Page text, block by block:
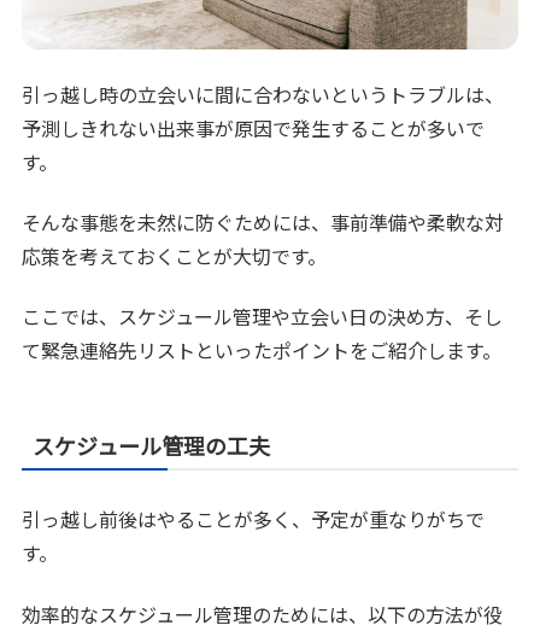
引っ越し時の立会いに間に合わないというトラブルは、
予測しきれない出来事が原因で発生することが多いで
す。
そんな事態を未然に防ぐためには、事前準備や柔軟な対
応策を考えておくことが大切です。
ここでは、スケジュール管理や立会い日の決め方、そし
て緊急連絡先リストといったポイントをご紹介します。
スケジュール管理の工夫
引っ越し前後はやることが多く、予定が重なりがちで
す。
効率的なスケジュール管理のためには、以下の方法が役